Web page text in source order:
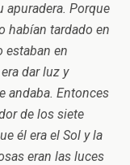
apuradera. Porque
habían tardado en
estaban en
dar luz y
andaba. Entonces
de los siete
él era el Sol y la
eran las luces